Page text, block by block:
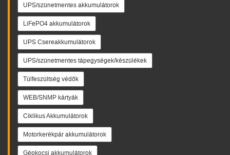
UPS/szünetmentes akkumulátorok
LiFePO4 akkumulátorok
UPS Csereakkumulátorok
UPS/szünetmentes tápegységek/készülékek
Túlfeszültség védők
WEB/SNMP kártyák
Ciklikus Akkumulátorok
Motorkerékpár akkumulátorok
Gépkocsi akkumulátorok